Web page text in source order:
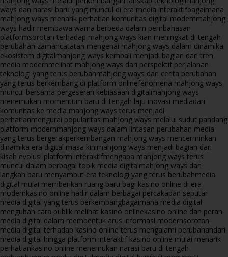
ways dan narasi baru yang muncul di era media interaktifbagaimana
mahjong ways menarik perhatian komunitas digital modernmahjong
ways hadir membawa warna berbeda dalam pembahasan
platformsorotan terhadap mahjong ways kian meningkat di tengah
perubahan zamancatatan mengenai mahjong ways dalam dinamika
ekosistem digitalmahjong ways kembali menjadi bagian dari tren
media modernmelihat mahjong ways dari perspektif perjalanan
teknologi yang terus berubahmahjong ways dan cerita perubahan
yang terus berkembang di platform onlinefenomena mahjong ways
muncul bersama pergeseran kebiasaan digitalmahjong ways
menemukan momentum baru di tengah laju inovasi mediadari
komunitas ke media mahjong ways terus menjadi
perhatianmengurai popularitas mahjong ways melalui sudut pandang
platform modernmahjong ways dalam lintasan perubahan media
yang terus bergerakperkembangan mahjong ways mencerminkan
dinamika era digital masa kinimahjong ways menjadi bagian dari
kisah evolusi platform interaktifmengapa mahjong ways terus
muncul dalam berbagai topik media digitalmahjong ways dan
langkah baru menyambut era teknologi yang terus berubahmedia
digital mulai memberikan ruang baru bagi kasino online di era
modernkasino online hadir dalam berbagai percakapan seputar
media digital yang terus berkembangbagaimana media digital
mengubah cara publik melihat kasino onlinekasino online dan peran
media digital dalam membentuk arus informasi modernsorotan
media digital terhadap kasino online terus mengalami perubahandari
media digital hingga platform interaktif kasino online mulai menarik
perhatiankasino online menemukan narasi baru di tengah